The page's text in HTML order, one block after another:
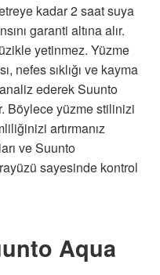
kadar 2 saat suya
garanti altına alır.
yetinmez. Yüzme
nefes sıklığı ve kayma
ederek Suunto
Böylece yüzme stilinizi
artırmanız
ve Suunto
sayesinde kontrol
Aqua